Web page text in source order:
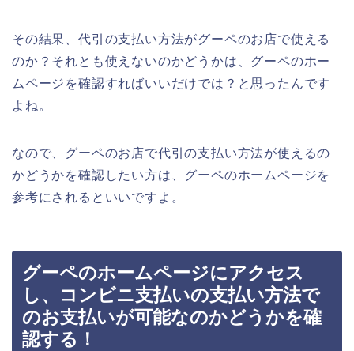
その結果、代引の支払い方法がグーペのお店で使える
のか？それとも使えないのかどうかは、グーペのホー
ムページを確認すればいいだけでは？と思ったんです
よね。
なので、グーペのお店で代引の支払い方法が使えるの
かどうかを確認したい方は、グーペのホームページを
参考にされるといいですよ。
グーペのホームページにアクセス
し、コンビニ支払いの支払い方法で
のお支払いが可能なのかどうかを確
認する！